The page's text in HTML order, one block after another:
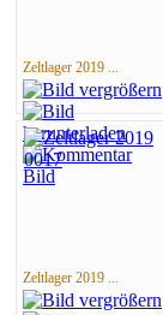
Zeltlager 2019 ...
Zeltlager 2019 ...